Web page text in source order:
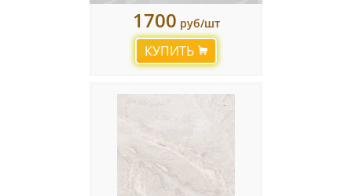
1700 руб/шт
КУПИТЬ